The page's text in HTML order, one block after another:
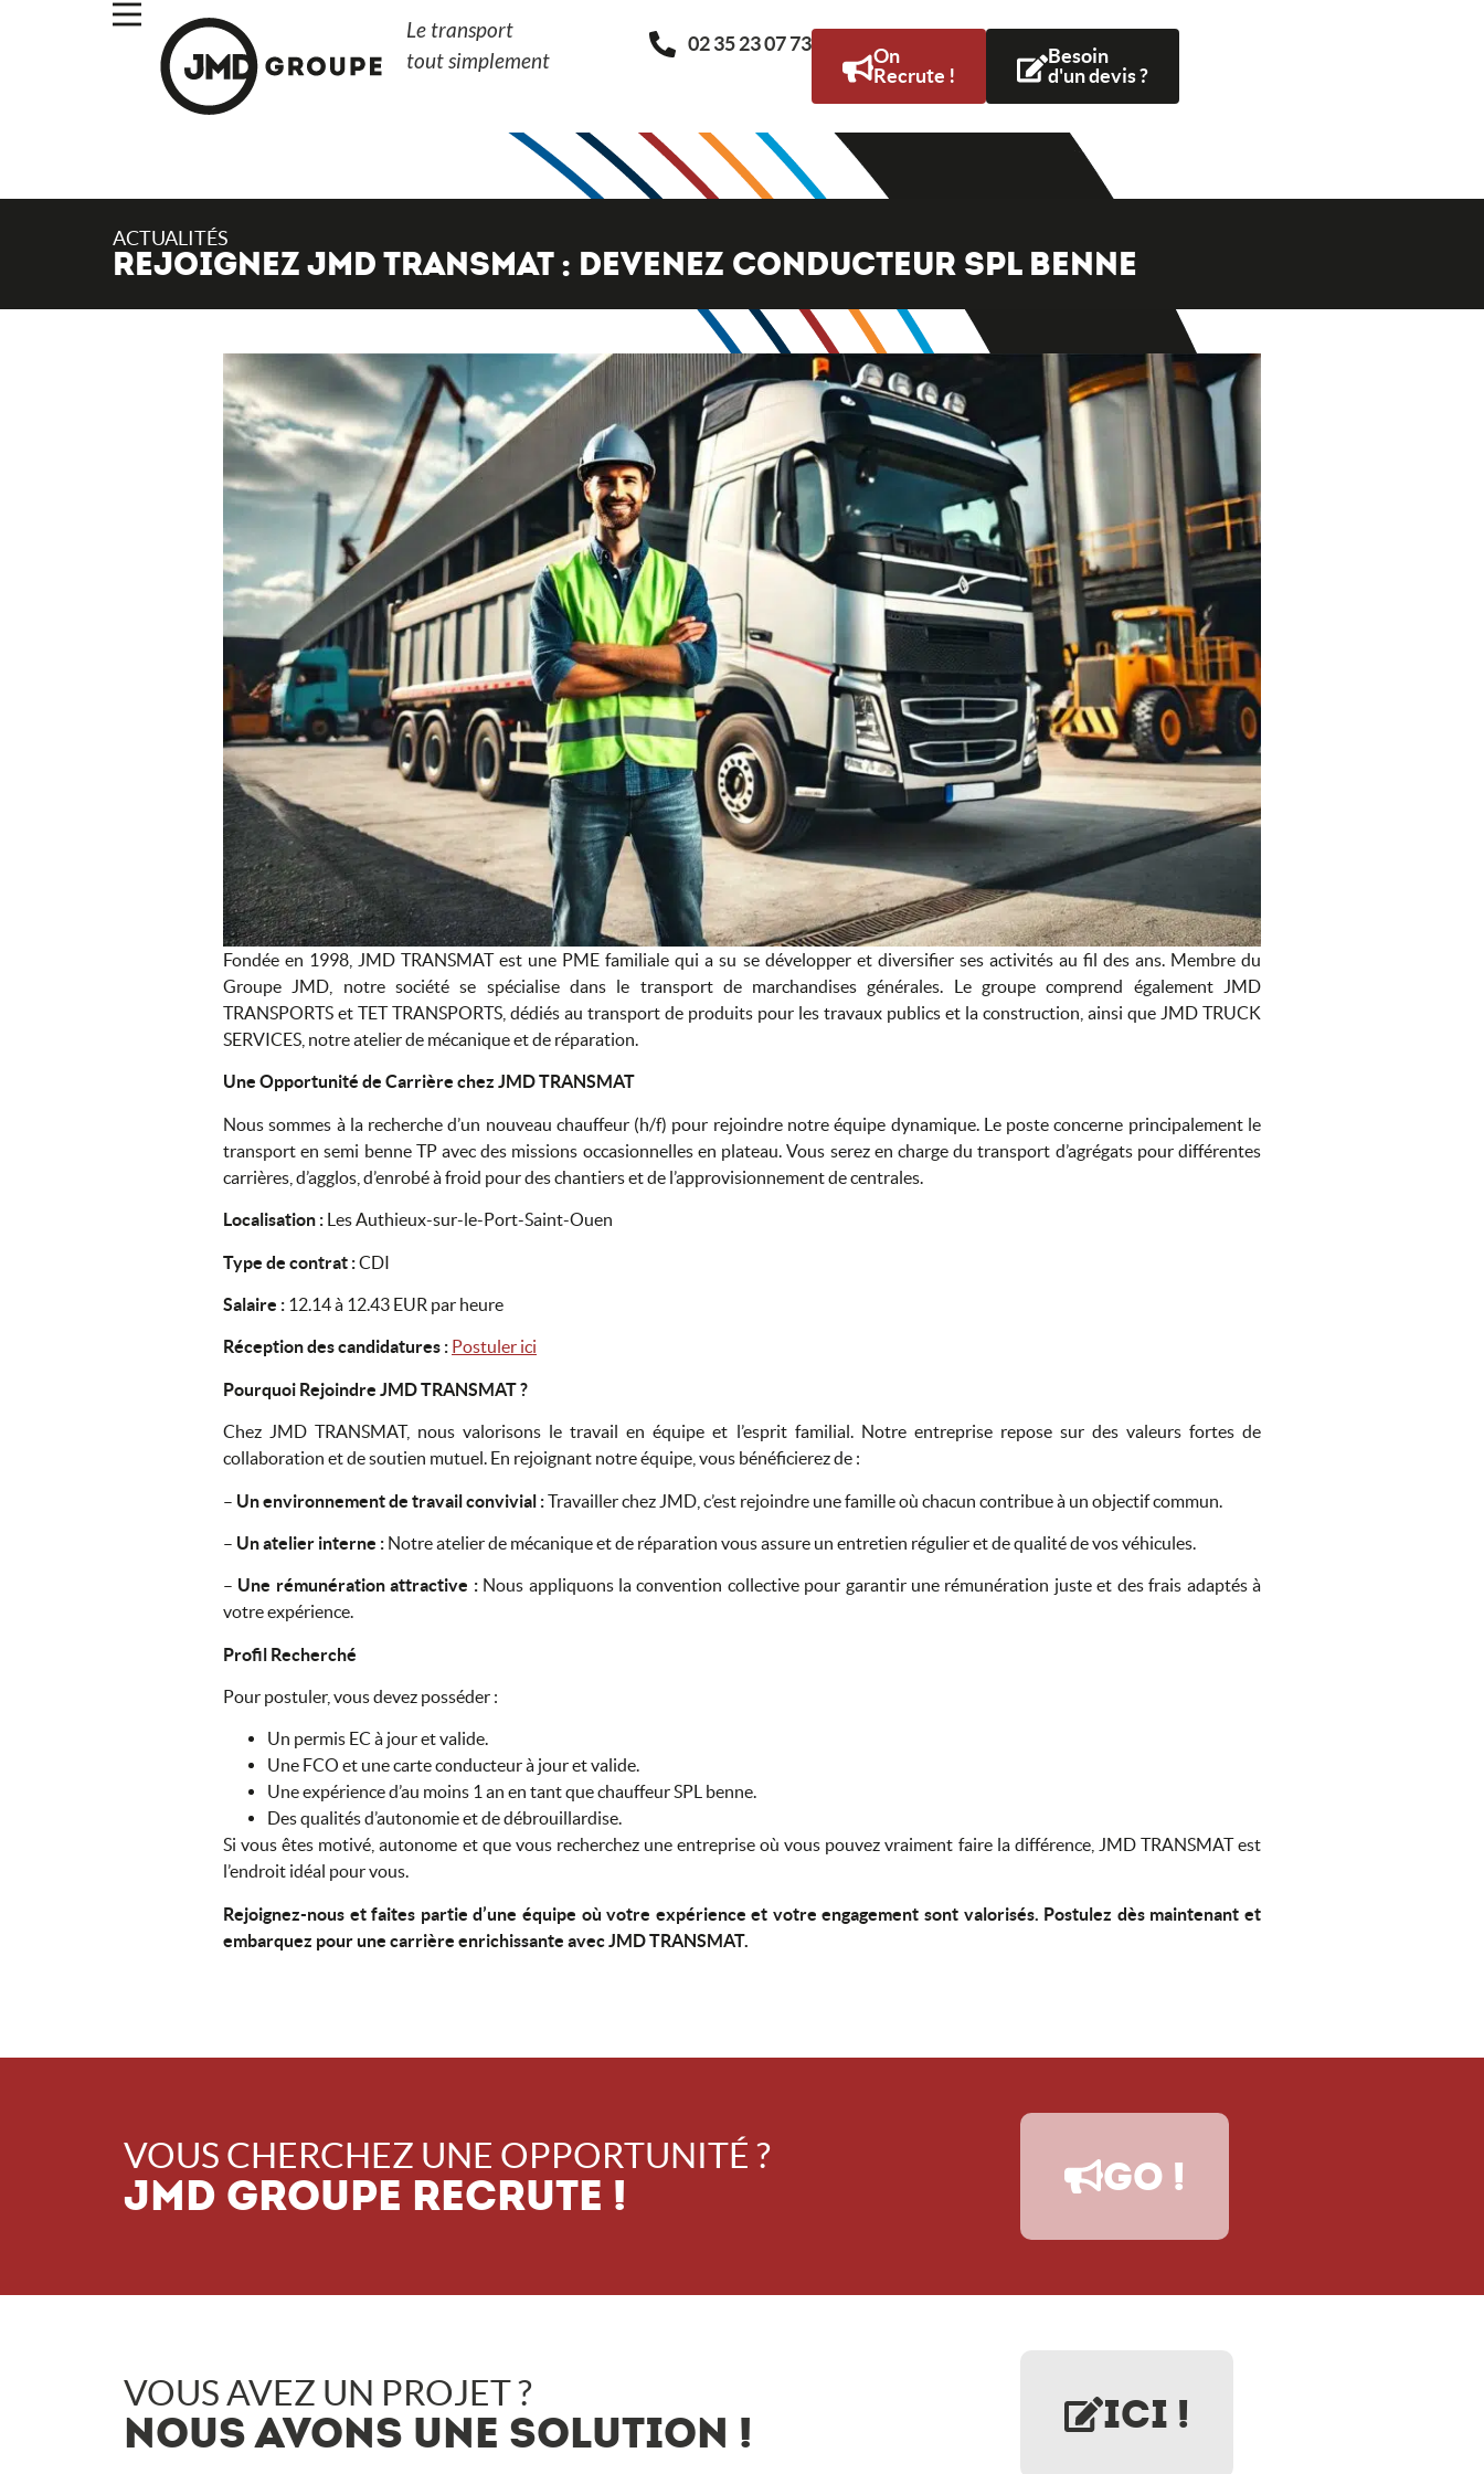
Le transport
tout simplement
02 35 23 07 73
On
Recrute !
Besoin
d'un devis ?
ACTUALITÉS
REJOIGNEZ JMD TRANSMAT : DEVENEZ CONDUCTEUR SPL BENNE
Fondée en 1998, JMD TRANSMAT est une PME familiale qui a su se développer et diversifier ses activités au fil des ans. Membre du
Groupe JMD, notre société se spécialise dans le transport de marchandises générales. Le groupe comprend également JMD
TRANSPORTS et TET TRANSPORTS, dédiés au transport de produits pour les travaux publics et la construction, ainsi que JMD TRUCK
SERVICES, notre atelier de mécanique et de réparation.
Une Opportunité de Carrière chez JMD TRANSMAT
Nous sommes à la recherche d’un nouveau chauffeur (h/f) pour rejoindre notre équipe dynamique. Le poste concerne principalement le
transport en semi benne TP avec des missions occasionnelles en plateau. Vous serez en charge du transport d’agrégats pour différentes
carrières, d’agglos, d’enrobé à froid pour des chantiers et de l’approvisionnement de centrales.
Localisation : Les Authieux-sur-le-Port-Saint-Ouen
Type de contrat :CDI
Salaire : 12.14 à 12.43 EUR par heure
Réception des candidatures : Postuler ici
Pourquoi Rejoindre JMD TRANSMAT ?
Chez JMD TRANSMAT, nous valorisons le travail en équipe et l’esprit familial. Notre entreprise repose sur des valeurs fortes de
collaboration et de soutien mutuel. En rejoignant notre équipe, vous bénéficierez de :
– Un environnement de travail convivial :Travailler chez JMD, c’est rejoindre une famille où chacun contribue à un objectif commun.
– Un atelier interne : Notre atelier de mécanique et de réparation vous assure un entretien régulier et de qualité de vos véhicules.
– Une rémunération attractive :Nous appliquons la convention collective pour garantir une rémunération juste et des frais adaptés à
votre expérience.
Profil Recherché
Pour postuler, vous devez posséder :
Un permis EC à jour et valide.
Une FCO et une carte conducteur à jour et valide.
Une expérience d’au moins 1 an en tant que chauffeur SPL benne.
Des qualités d’autonomie et de débrouillardise.
Si vous êtes motivé, autonome et que vous recherchez une entreprise où vous pouvez vraiment faire la différence, JMD TRANSMAT est
l’endroit idéal pour vous.
Rejoignez-nous et faites partie d’une équipe où votre expérience et votre engagement sont valorisés. Postulez dès maintenant et
embarquez pour une carrière enrichissante avec JMD TRANSMAT.
VOUS CHERCHEZ UNE OPPORTUNITÉ ?
JMD GROUPE RECRUTE ! GO !
VOUS AVEZ UN PROJET ?
NOUS AVONS UNE SOLUTION ! ICI !